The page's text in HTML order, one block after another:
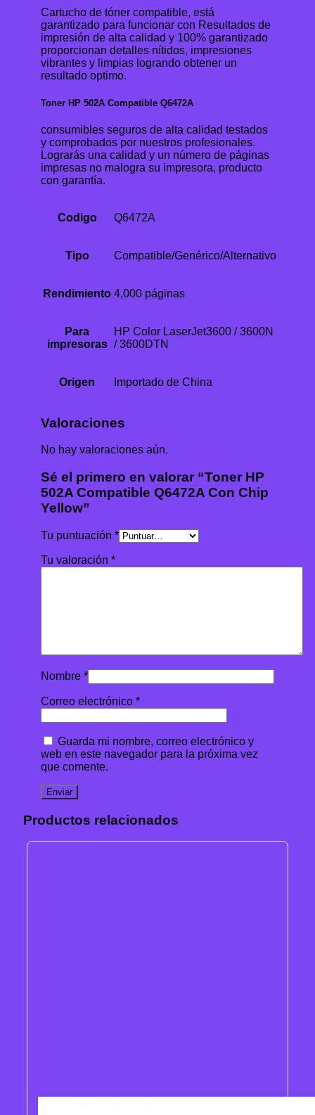
Cartucho de tóner compatible, está
garantizado para funcionar con Resultados de
impresión de alta calidad y 100% garantizado
proporcionan detalles nítidos, impresiones
vibrantes y limpias logrando obtener un
resultado optimo.
Toner HP 502A Compatible Q6472A
consumibles seguros de alta calidad testados
y comprobados por nuestros profesionales.
Lograrás una calidad y un número de páginas
impresas no malogra su impresora, producto
con garantía.
Codigo Q6472A
Tipo Compatible/Genérico/Alternativo
Rendimiento 4,000 páginas
Para
impresoras
HP Color LaserJet3600 / 3600N
/ 3600DTN
Origen Importado de China
Valoraciones
No hay valoraciones aún.
Sé el primero en valorar “Toner HP
502A Compatible Q6472A Con Chip
Yellow”
Tu puntuación *
Tu valoración *
Nombre *
Correo electrónico *
Guarda mi nombre, correo electrónico y
web en este navegador para la próxima vez
que comente.
Productos relacionados